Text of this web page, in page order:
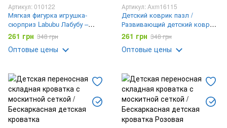
Артикул: 010122
Мягкая фигурка игрушка-
сюрприз Labubu Лабубу –
брелок 16 см брелок на сумку
261 грн 348 грн
Оптовые цены
Артикул: Axm16115
Детский коврик пазл /
Развивающий детский коврик
с цифрами и буквами / Коврик
детский GS-1 10 пазлов 30х30
см
261 грн 348 грн
Оптовые цены